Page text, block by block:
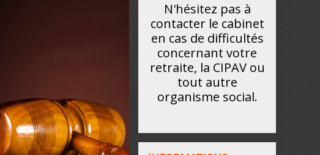
N'hésitez pas à
contacter le cabinet
en cas de difficultés
concernant votre
retraite, la CIPAV ou
tout autre
organisme social.